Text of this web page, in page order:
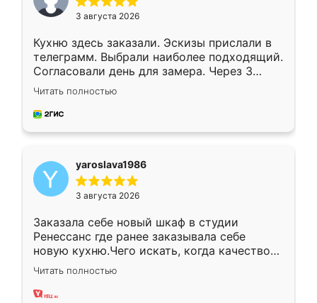
3 августа 2026
Кухню здесь заказали. Эскизы прислали в
телеграмм. Выбрали наиболее подходящий.
Согласовали день для замера. Через 3
недели кухня была уже готова. Остались
довольны работой. Спасибо Ренессанс
мебель за качественную работу!
Читать полностью
yaroslava1986
3 августа 2026
Заказала себе новый шкаф в студии
Ренессанс где ранее заказывала себе
новую кухню.Чего искать, когда качеством
вполне довольна. Служит кухня уже почти
два года, нареканий нет.
Читать полностью